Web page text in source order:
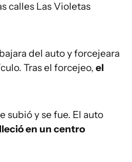
calles Las Violetas
del auto y forcejeara
Tras el forcejeo, el
subió y se fue. El auto
en un centro